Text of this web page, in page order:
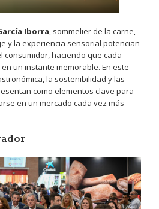
Iborra, sommelier de la carne,
y la experiencia sensorial potencian
consumidor, haciendo que cada
un instante memorable. En este
la sostenibilidad y las
como elementos clave para
en un mercado cada vez más